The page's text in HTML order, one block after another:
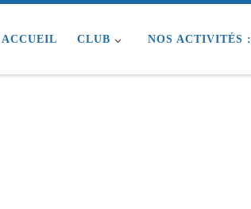
ACCUEIL CLUB NOS ACTIVITÉS :